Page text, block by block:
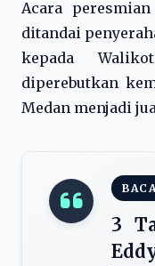
Acara
ditandai
kepada
diperebutkan
Medan menjadi
3